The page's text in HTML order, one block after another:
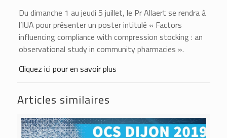
Du dimanche 1 au jeudi 5 juillet, le Pr Allaert se rendra à
l’IUA pour présenter un poster intitulé « Factors
influencing compliance with compression stocking : an
observational study in community pharmacies ».
Cliquez ici pour en savoir plus
Articles similaires